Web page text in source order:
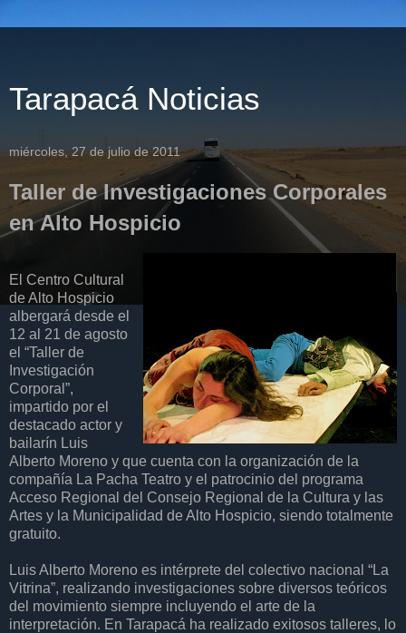
Tarapacá Noticias
miércoles, 27 de julio de 2011
Taller de Investigaciones Corporales
en Alto Hospicio
El Centro Cultural
de Alto Hospicio
albergará desde el
12 al 21 de agosto
el “Taller de
Investigación
Corporal”,
impartido por el
destacado actor y
bailarín Luis
Alberto Moreno y que cuenta con la organización de la
compañía La Pacha Teatro y el patrocinio del programa
Acceso Regional del Consejo Regional de la Cultura y las
Artes y la Municipalidad de Alto Hospicio, siendo totalmente
gratuito.
Luis Alberto Moreno es intérprete del colectivo nacional “La
Vitrina”, realizando investigaciones sobre diversos teóricos
del movimiento siempre incluyendo el arte de la
interpretación. En Tarapacá ha realizado exitosos talleres, lo